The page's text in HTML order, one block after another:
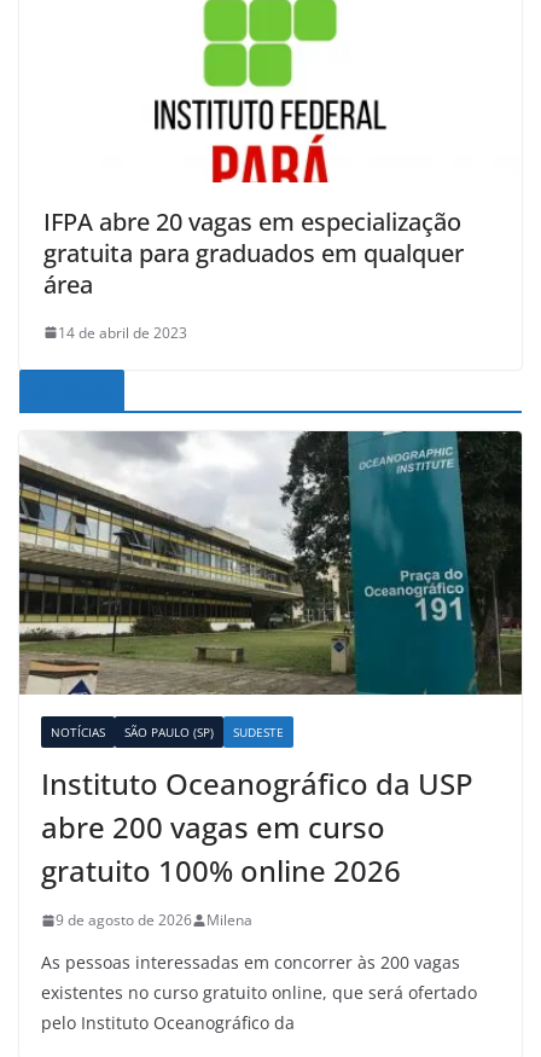
IFPA abre 20 vagas em especialização
gratuita para graduados em qualquer
área
14 de abril de 2023
NOTÍCIAS SÃO PAULO (SP) SUDESTE
Instituto Oceanográfico da USP
abre 200 vagas em curso
gratuito 100% online 2026
9 de agosto de 2026 Milena
As pessoas interessadas em concorrer às 200 vagas
existentes no curso gratuito online, que será ofertado
pelo Instituto Oceanográfico da